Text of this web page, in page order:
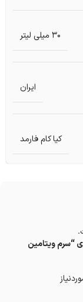
30 میلی لیتر
ایران
کیا کام فارمد
“سرم ویتامین